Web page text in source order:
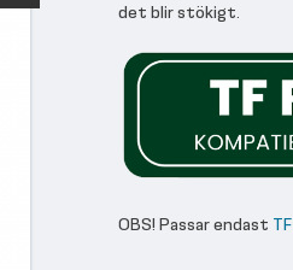
det blir stökigt.
OBS! Passar endast